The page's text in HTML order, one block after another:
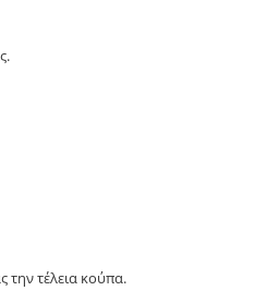
την τέλεια κούπα.